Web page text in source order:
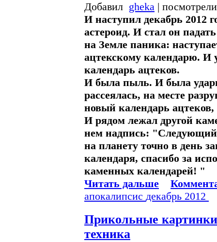
Добавил gheka |
И наступил декабрь 2012
астероид. И стал он
на Земле паника:
ацтекскому календарю. И
календарь ацтеков.
И была пыль. И была
рассеялась, на месте
новый календарь ацтеков,
И рядом лежал другой
нем надпись: "Следующий
на планету точно в день
календаря, спасибо за
каменных календарей! "
Читать дальше
апокалипсис декабрь 2012
Прикольные картинки
техника